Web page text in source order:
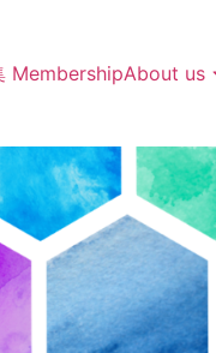
MembershipAbout us